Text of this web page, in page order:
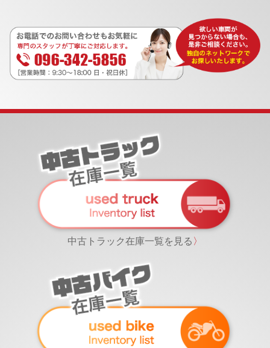
中古トラック在庫一覧を見る 〉